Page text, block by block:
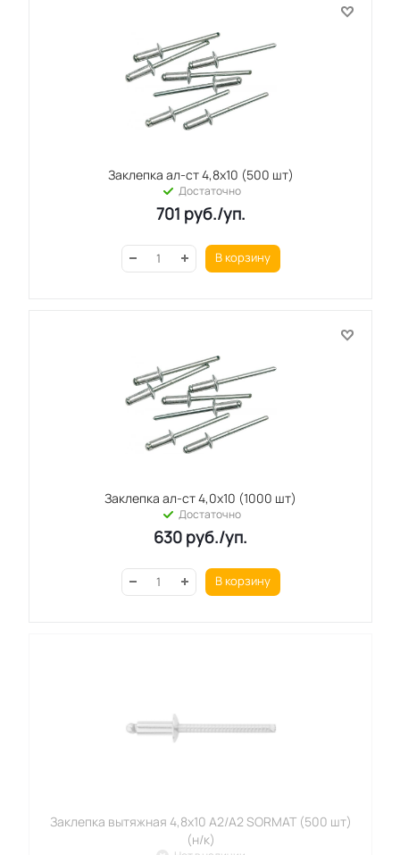
Заклепка ал-ст 4,8х10 (500 шт)
Достаточно
701 руб./уп.
В корзину
Заклепка ал-ст 4,0х10 (1000 шт)
Достаточно
630 руб./уп.
В корзину
Заклепка вытяжная 4,8x10 А2/А2 SORMAT (500 шт)
(н/к)